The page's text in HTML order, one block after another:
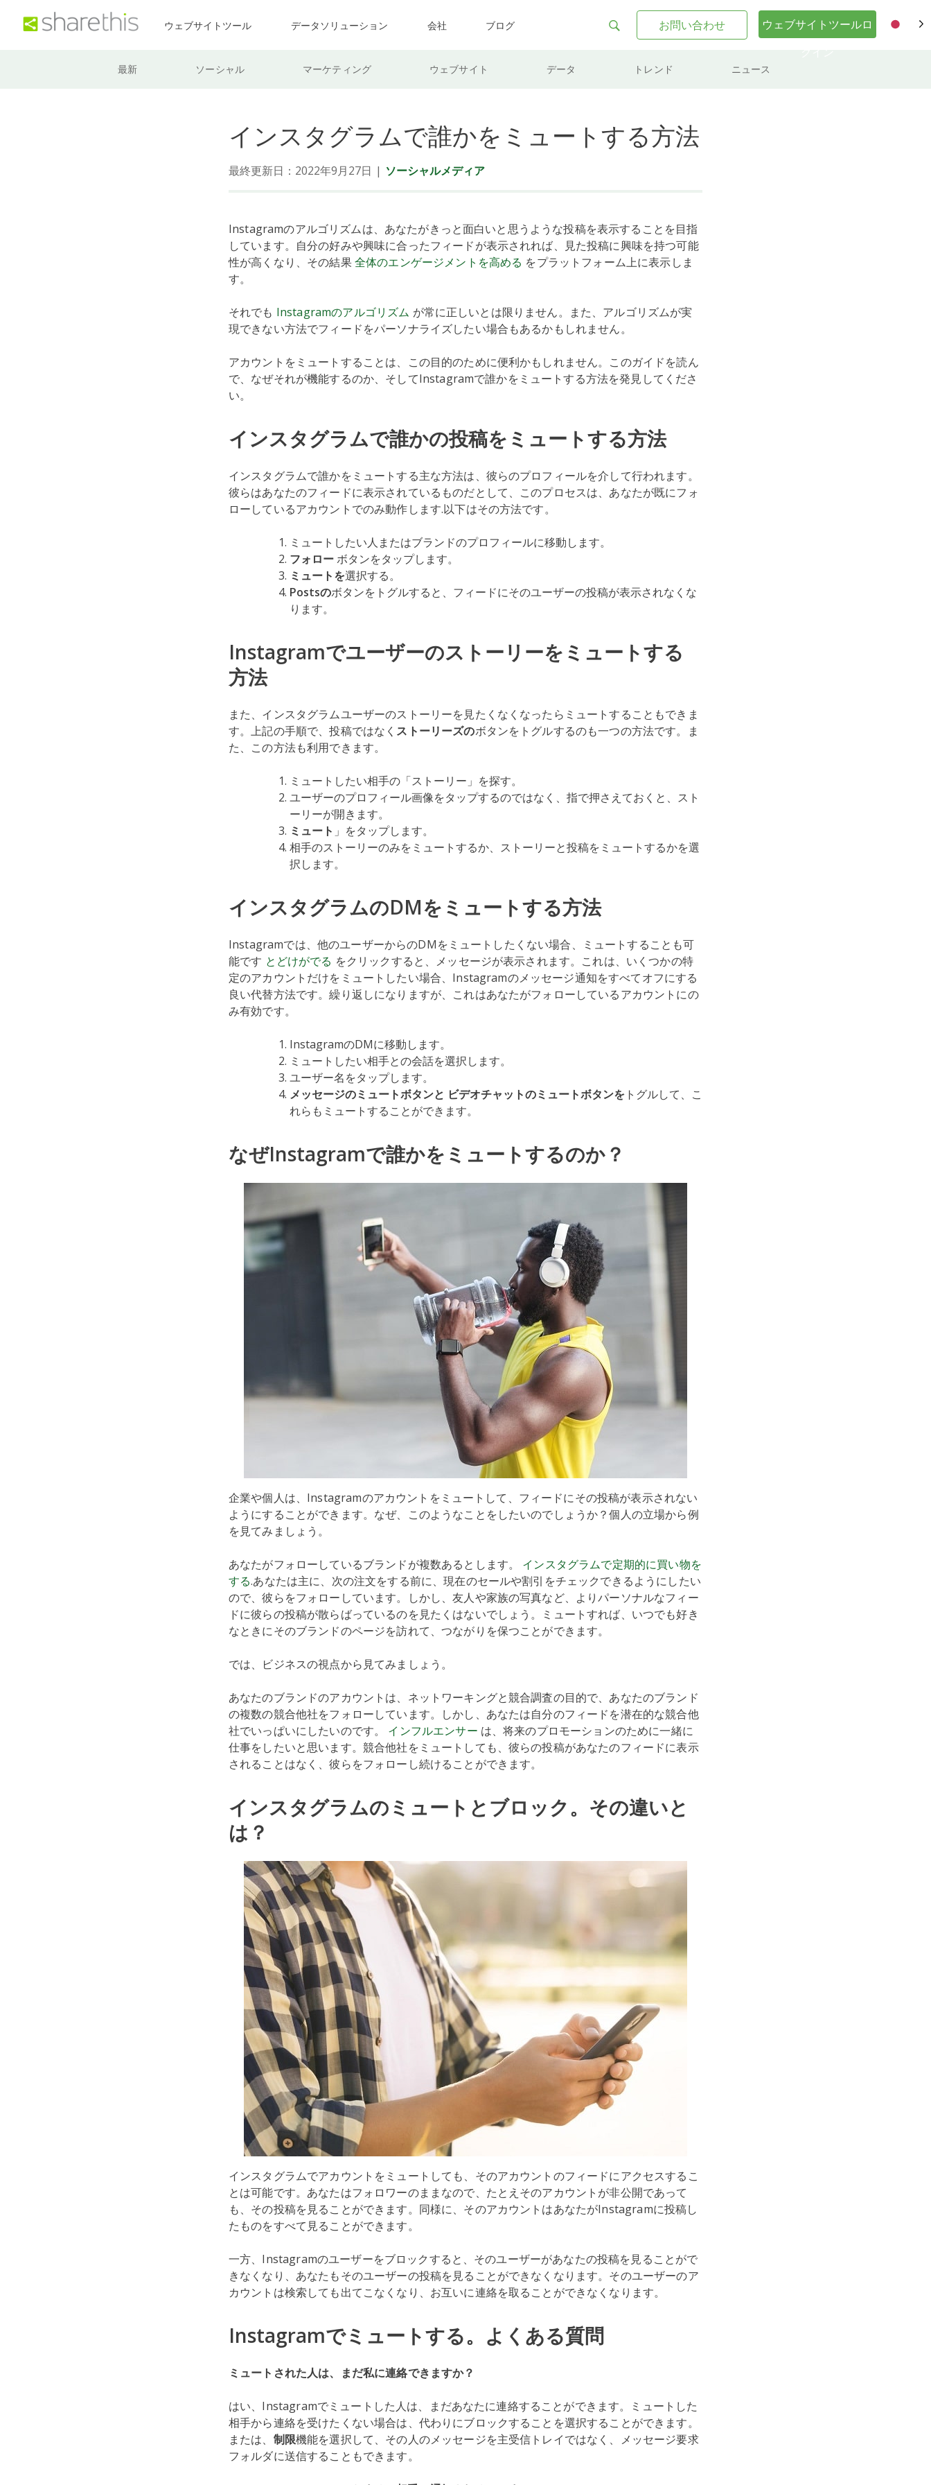
ウェブサイトツール データソリューション 会社 ブログ お問い合わせ
ウェブサイトツールロ
最新 ソーシャル マーケティング ウェブサイト データ トレンド ニュース
インスタグラムで誰かをミュートする方法
最終更新日：2022年9月27日 | ソーシャルメディア
Instagramのアルゴリズムは、あなたがきっと面白いと思うような投稿を表示することを目指
しています。自分の好みや興味に合ったフィードが表示されれば、見た投稿に興味を持つ可能
性が高くなり、その結果全体のエンゲージメントを高める をプラットフォーム上に表示しま
す。
それでも Instagramのアルゴリズム が常に正しいとは限りません。また、アルゴリズムが実
現できない方法でフィードをパーソナライズしたい場合もあるかもしれません。
アカウントをミュートすることは、この目的のために便利かもしれません。このガイドを読ん
で、なぜそれが機能するのか、そしてInstagramで誰かをミュートする方法を発見してくださ
い。
インスタグラムで誰かの投稿をミュートする方法
インスタグラムで誰かをミュートする主な方法は、彼らのプロフィールを介して行われます。
彼らはあなたのフィードに表示されているものだとして、このプロセスは、あなたが既にフォ
ローしているアカウントでのみ動作します.以下はその方法です。
ミュートしたい人またはブランドのプロフィールに移動します。
フォローボタンをタップします。
ミュートを選択する。
Postsのボタンをトグルすると、フィードにそのユーザーの投稿が表示されなくな
ります。
Instagramでユーザーのストーリーをミュートする
方法
また、インスタグラムユーザーのストーリーを見たくなくなったらミュートすることもできま
す。上記の手順で、投稿ではなく ストーリーズのボタンをトグルするのも一つの方法です。ま
た、この方法も利用できます。
ミュートしたい相手の「ストーリー」を探す。
ユーザーのプロフィール画像をタップするのではなく、指で押さえておくと、スト
ーリーが開きます。
ミュート 」をタップします。
相手のストーリーのみをミュートするか、ストーリーと投稿をミュートするかを選
択します。
インスタグラムのDMをミュートする方法
Instagramでは、他のユーザーからのDMをミュートしたくない場合、ミュートすることも可
能です とどけがでる をクリックすると、メッセージが表示されます。これは、いくつかの特
定のアカウントだけをミュートしたい場合、Instagramのメッセージ通知をすべてオフにする
良い代替方法です。繰り返しになりますが、これはあなたがフォローしているアカウントにの
み有効です。
InstagramのDMに移動します。
ミュートしたい相手との会話を選択します。
ユーザー名をタップします。
メッセージのミュートボタンと ビデオチャットのミュートボタンを トグルして、こ
れらもミュートすることができます。
なぜInstagramで誰かをミュートするのか？
企業や個人は、Instagramのアカウントをミュートして、フィードにその投稿が表示されない
ようにすることができます。なぜ、このようなことをしたいのでしょうか？個人の立場から例
を見てみましょう。
あなたがフォローしているブランドが複数あるとします。 インスタグラムで定期的に買い物を
する.あなたは主に、次の注文をする前に、現在のセールや割引をチェックできるようにしたい
ので、彼らをフォローしています。しかし、友人や家族の写真など、よりパーソナルなフィー
ドに彼らの投稿が散らばっているのを見たくはないでしょう。ミュートすれば、いつでも好き
なときにそのブランドのページを訪れて、つながりを保つことができます。
では、ビジネスの視点から見てみましょう。
あなたのブランドのアカウントは、ネットワーキングと競合調査の目的で、あなたのブランド
の複数の競合他社をフォローしています。しかし、あなたは自分のフィードを潜在的な競合他
社でいっぱいにしたいのです。 インフルエンサー は、将来のプロモーションのために一緒に
仕事をしたいと思います。競合他社をミュートしても、彼らの投稿があなたのフィードに表示
されることはなく、彼らをフォローし続けることができます。
インスタグラムのミュートとブロック。その違いと
は？
インスタグラムでアカウントをミュートしても、そのアカウントのフィードにアクセスするこ
とは可能です。あなたはフォロワーのままなので、たとえそのアカウントが非公開であって
も、その投稿を見ることができます。同様に、そのアカウントはあなたがInstagramに投稿し
たものをすべて見ることができます。
一方、Instagramのユーザーをブロックすると、そのユーザーがあなたの投稿を見ることがで
きなくなり、あなたもそのユーザーの投稿を見ることができなくなります。そのユーザーのア
カウントは検索しても出てこなくなり、お互いに連絡を取ることができなくなります。
Instagramでミュートする。よくある質問
ミュートされた人は、まだ私に連絡できますか？
はい、Instagramでミュートした人は、まだあなたに連絡することができます。ミュートした
相手から連絡を受けたくない場合は、代わりにブロックすることを選択することができます。
または、 制限機能を選択して、その人のメッセージを主受信トレイではなく、メッセージ要求
フォルダに送信することもできます。